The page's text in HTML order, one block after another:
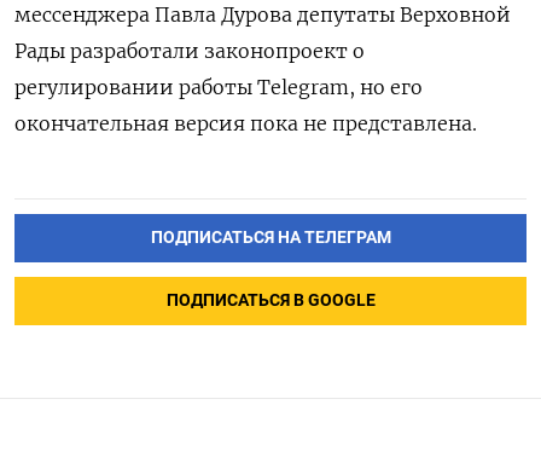
мессенджера Павла Дурова депутаты Верховной
Рады разработали законопроект о
регулировании работы Telegram, но его
окончательная версия пока не представлена.
ПОДПИСАТЬСЯ НА ТЕЛЕГРАМ
ПОДПИСАТЬСЯ В GOOGLE